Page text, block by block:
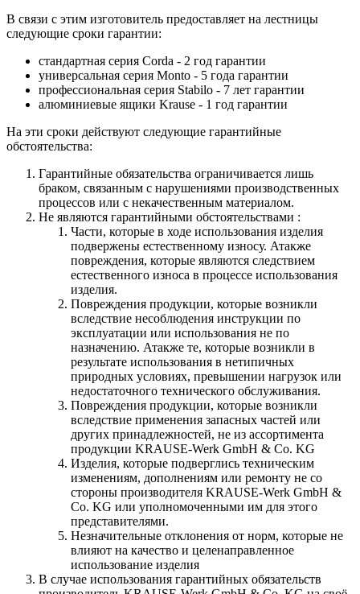
В связи с этим изготовитель предоставляет на лестницы
следующие сроки гарантии:
стандартная серия Corda - 2 год гарантии
универсальная серия Monto - 5 года гарантии
профессиональная серия Stabilo - 7 лет гарантии
алюминиевые ящики Krause - 1 год гарантии
На эти сроки действуют следующие гарантийные
обстоятельства:
Гарантийные обязательства ограничивается лишь
браком, связанным с нарушениями производственных
процессов или с некачественным материалом.
Не являются гарантийными обстоятельствами :
Части, которые в ходе использования изделия
подвержены естественному износу. Атакже
повреждения, которые являются следствием
естественного износа в процессе использования
изделия.
Повреждения продукции, которые возникли
вследствие несоблюдения инструкции по
эксплуатации или использования не по
назначению. Атакже те, которые возникли в
результате использования в нетипичных
природных условиях, превышении нагрузок или
недостаточного технического обслуживания.
Повреждения продукции, которые возникли
вследствие применения запасных частей или
других принадлежностей, не из ассортимента
продукции KRAUSE-Werk GmbH & Со. KG
Изделия, которые подверглись техническим
изменениям, дополнениям или ремонту не со
стороны производителя KRAUSE-Werk GmbH &
Со. KG или уполномоченными им для этого
представителями.
Незначительные отклонения от норм, которые не
влияют на качество и целенаправленное
использование изделия
В случае использования гарантийных обязательств